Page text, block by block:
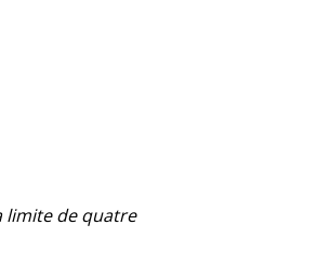
limite de quatre